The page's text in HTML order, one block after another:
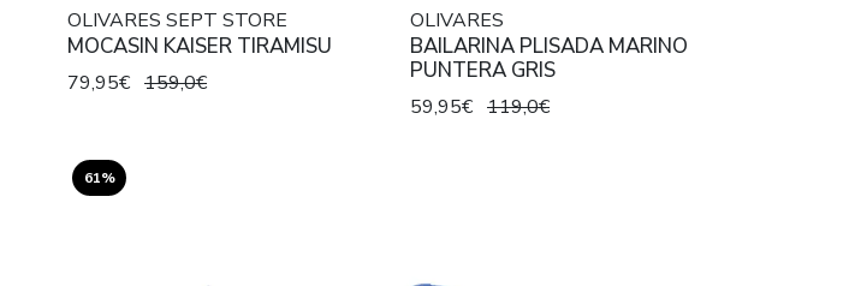
OLIVARES SEPT STORE
MOCASIN KAISER TIRAMISU
79,95€ 159,0€
OLIVARES
BAILARINA PLISADA MARINO
PUNTERA GRIS
59,95€ 119,0€
61%